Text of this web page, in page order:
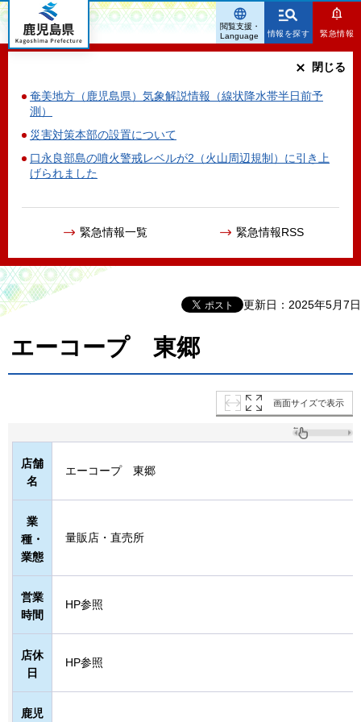
鹿児島県
情報を探す 緊急情報
奄美地方（鹿児島県）気象解説情報（線状降水帯半日前予
測）
災害対策本部の設置について
口永良部島の噴火警戒レベルが2（火山周辺規制）に引き上
げられました
緊急情報一覧 緊急情報RSS
閉じる
閲覧支援・
Language
更新日：2025年5月7日
エーコープ 東郷
画面サイズで表示
店舗
名
エーコープ 東郷
業
種・
業態
量販店・直売所
営業
時間
HP参照
店休
日
HP参照
鹿児